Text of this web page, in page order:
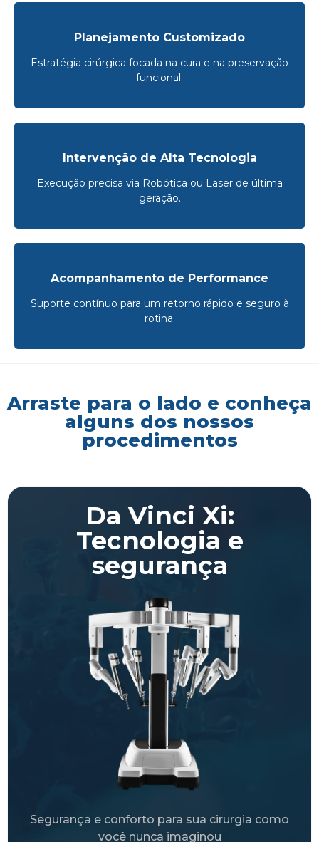
Planejamento Customizado
Estratégia cirúrgica focada na cura e na preservação
funcional.
Intervenção de Alta Tecnologia
Execução precisa via Robótica ou Laser de última
geração.
Acompanhamento de Performance
Suporte contínuo para um retorno rápido e seguro à
rotina.
Arraste para o lado e conheça
alguns dos nossos
procedimentos
Da Vinci Xi:
Tecnologia e
segurança
Segurança e conforto para sua cirurgia como
você nunca imaginou